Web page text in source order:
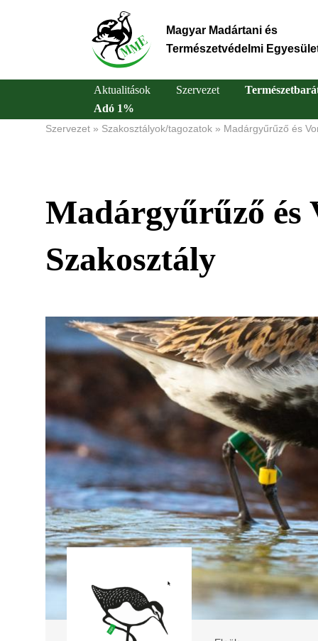
Magyar Madártani és
Természetvédelmi
Main
Aktualitások Szervezet
Adó 1%
Szervezet Szakosztályok/tagozatok Madárgyűrűző és
Madárgyűrűző és
Szakosztály